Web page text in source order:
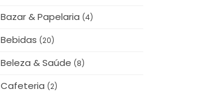
clipping-jornal-cad
Bazar & Papelaria (4)
Bebidas (20)
Beleza & Saúde (8)
Cafeteria (2)